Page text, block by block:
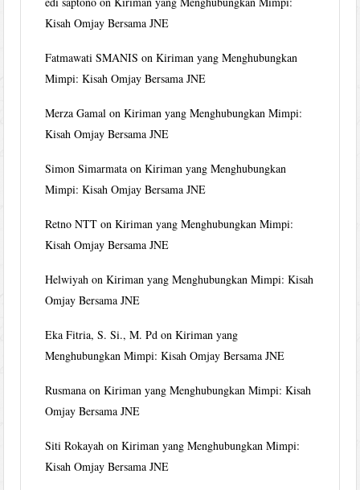
Kisah Omjay Bersama JNE
Fatmawati SMANIS onKiriman yang Menghubungkan
Mimpi: Kisah Omjay Bersama JNE
Merza Gamal onKiriman yang Menghubungkan Mimpi:
Kisah Omjay Bersama JNE
Simon Simarmata onKiriman yang Menghubungkan
Mimpi: Kisah Omjay Bersama JNE
Retno NTT onKiriman yang Menghubungkan Mimpi:
Kisah Omjay Bersama JNE
Helwiyah onKiriman yang Menghubungkan Mimpi: Kisah
Omjay Bersama JNE
Eka Fitria, S. Si., M. Pd onKiriman yang
Menghubungkan Mimpi: Kisah Omjay Bersama JNE
Rusmana onKiriman yang Menghubungkan Mimpi: Kisah
Omjay Bersama JNE
Siti Rokayah onKiriman yang Menghubungkan Mimpi:
Kisah Omjay Bersama JNE